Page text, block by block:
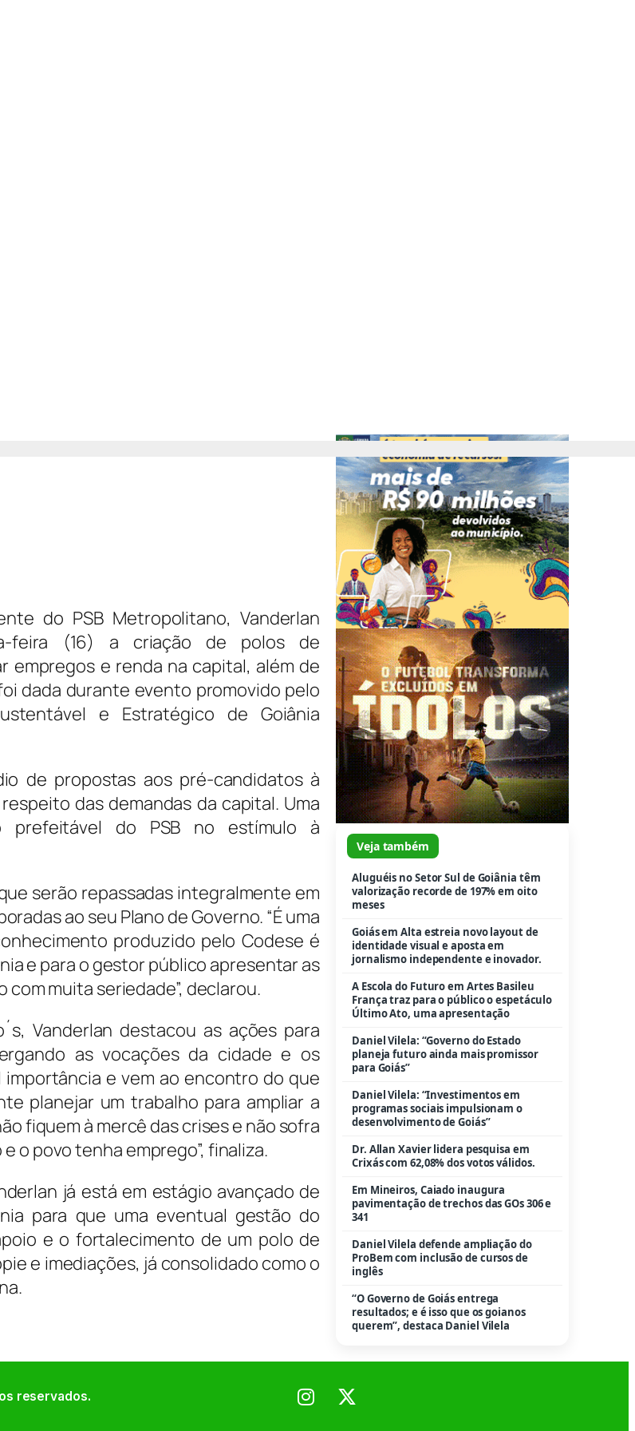
do PSB Metropolitano, Vanderlan
feira (16) a criação de polos de
empregos e renda na capital, além de
dada durante evento promovido pelo
e Estratégico de Goiânia
de propostas aos pré-candidatos à
das demandas da capital. Uma
prefeitável do PSB no estímulo à
serão repassadas integralmente em
ao seu Plano de Governo. “É uma
produzido pelo Codese é
e para o gestor público apresentar as
muita seriedade”, declarou.
Vanderlan destacou as ações para
as vocações da cidade e os
e vem ao encontro do que
planejar um trabalho para ampliar a
fiquem à mercê das crises e não sofra
o povo tenha emprego”, finaliza.
já está em estágio avançado de
para que uma eventual gestão do
e o fortalecimento de um polo de
e imediações, já consolidado como o
Veja também
Aluguéis no Setor Sul de Goiânia têm
valorização recorde de 197% em oito
meses
Goiás em Alta estreia novo layout de
identidade visual e aposta em
jornalismo independente e inovador.
A Escola do Futuro em Artes Basileu
França traz para o público o espetáculo
Último Ato, uma apresentação
Daniel Vilela: “Governo do Estado
planeja futuro ainda mais promissor
para Goiás”
Daniel Vilela: “Investimentos em
programas sociais impulsionam o
desenvolvimento de Goiás”
Dr. Allan Xavier lidera pesquisa em
Crixás com 62,08% dos votos válidos.
Em Mineiros, Caiado inaugura
pavimentação de trechos das GOs 306 e
341
Daniel Vilela defende ampliação do
ProBem com inclusão de cursos de
inglês
“O Governo de Goiás entrega
resultados; e é isso que os goianos
querem”, destaca Daniel Vilela
reservados.